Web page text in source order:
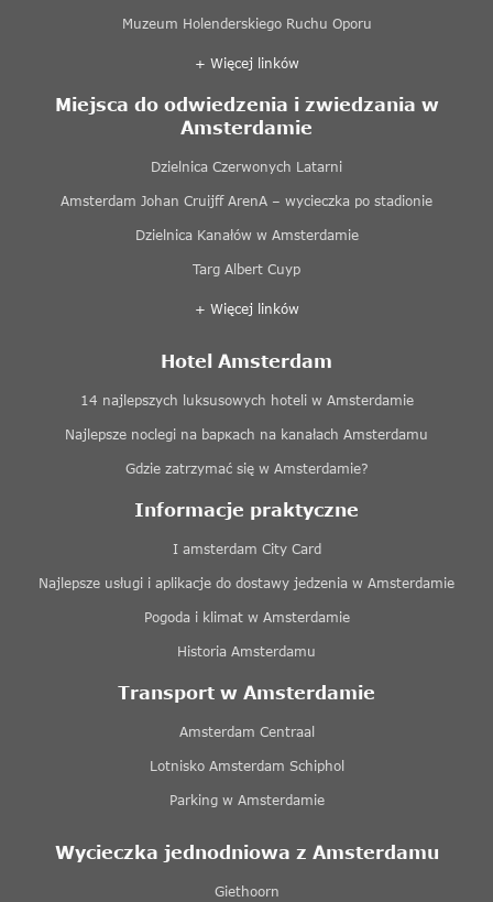
Muzeum Holenderskiego Ruchu Oporu
+ Więcej linków
Miejsca do odwiedzenia i zwiedzania w
Amsterdamie
Dzielnica Czerwonych Latarni
Amsterdam Johan Cruijff ArenA – wycieczka po stadionie
Dzielnica Kanałów w Amsterdamie
Targ Albert Cuyp
+ Więcej linków
Hotel Amsterdam
14 najlepszych luksusowych hoteli w Amsterdamie
Najlepsze noclegi na baркach na kanałach Amsterdamu
Gdzie zatrzymać się w Amsterdamie?
Informacje praktyczne
I amsterdam City Card
Najlepsze usługi i aplikacje do dostawy jedzenia w Amsterdamie
Pogoda i klimat w Amsterdamie
Historia Amsterdamu
Transport w Amsterdamie
Amsterdam Centraal
Lotnisko Amsterdam Schiphol
Parking w Amsterdamie
Wycieczka jednodniowa z Amsterdamu
Giethoorn